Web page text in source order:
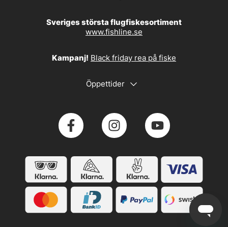
Sveriges största flugfiskesortiment
www.fishline.se
Kampanj! Black friday rea på fiske
Öppettider